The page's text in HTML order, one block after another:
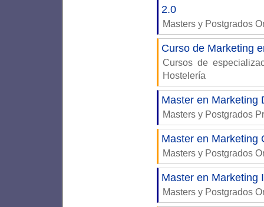
2.0
Masters y Postgrados
Curso de Marketing
Cursos de
Hostelería
Master en Marketing
Masters y Postgrados
Master en Marketing
Masters y Postgrados
Master en Marketing
Masters y Postgrados